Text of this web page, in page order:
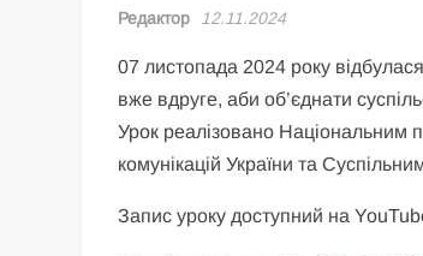
Редактор 12.11.2024
07 листопада 2024 року
вже вдруге, аби об’єднати
Урок реалізовано Національним
комунікацій України та
Запис уроку доступний на